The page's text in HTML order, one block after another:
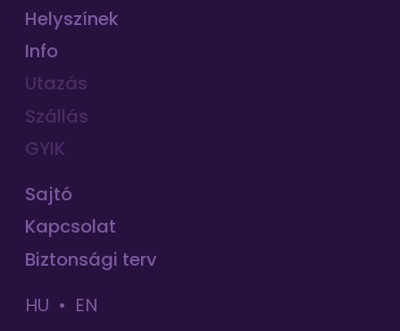
Helyszínek
Info
Utazás
Szállás
GYIK
Sajtó
Kapcsolat
Biztonsági terv
HU
EN